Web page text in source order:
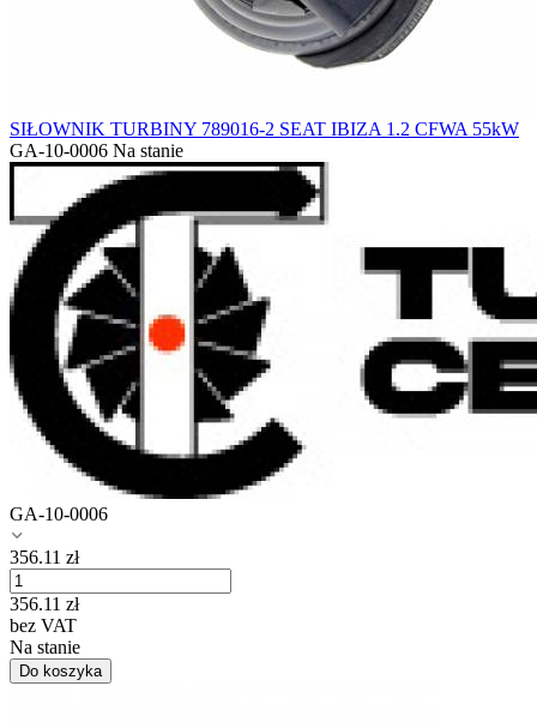
SIŁOWNIK TURBINY 789016-2 SEAT IBIZA 1.2 CFWA 55kW
GA-10-0006 Na stanie
GA-10-0006
356.11 zł
356.11 zł
bez VAT
Na stanie
Do koszyka